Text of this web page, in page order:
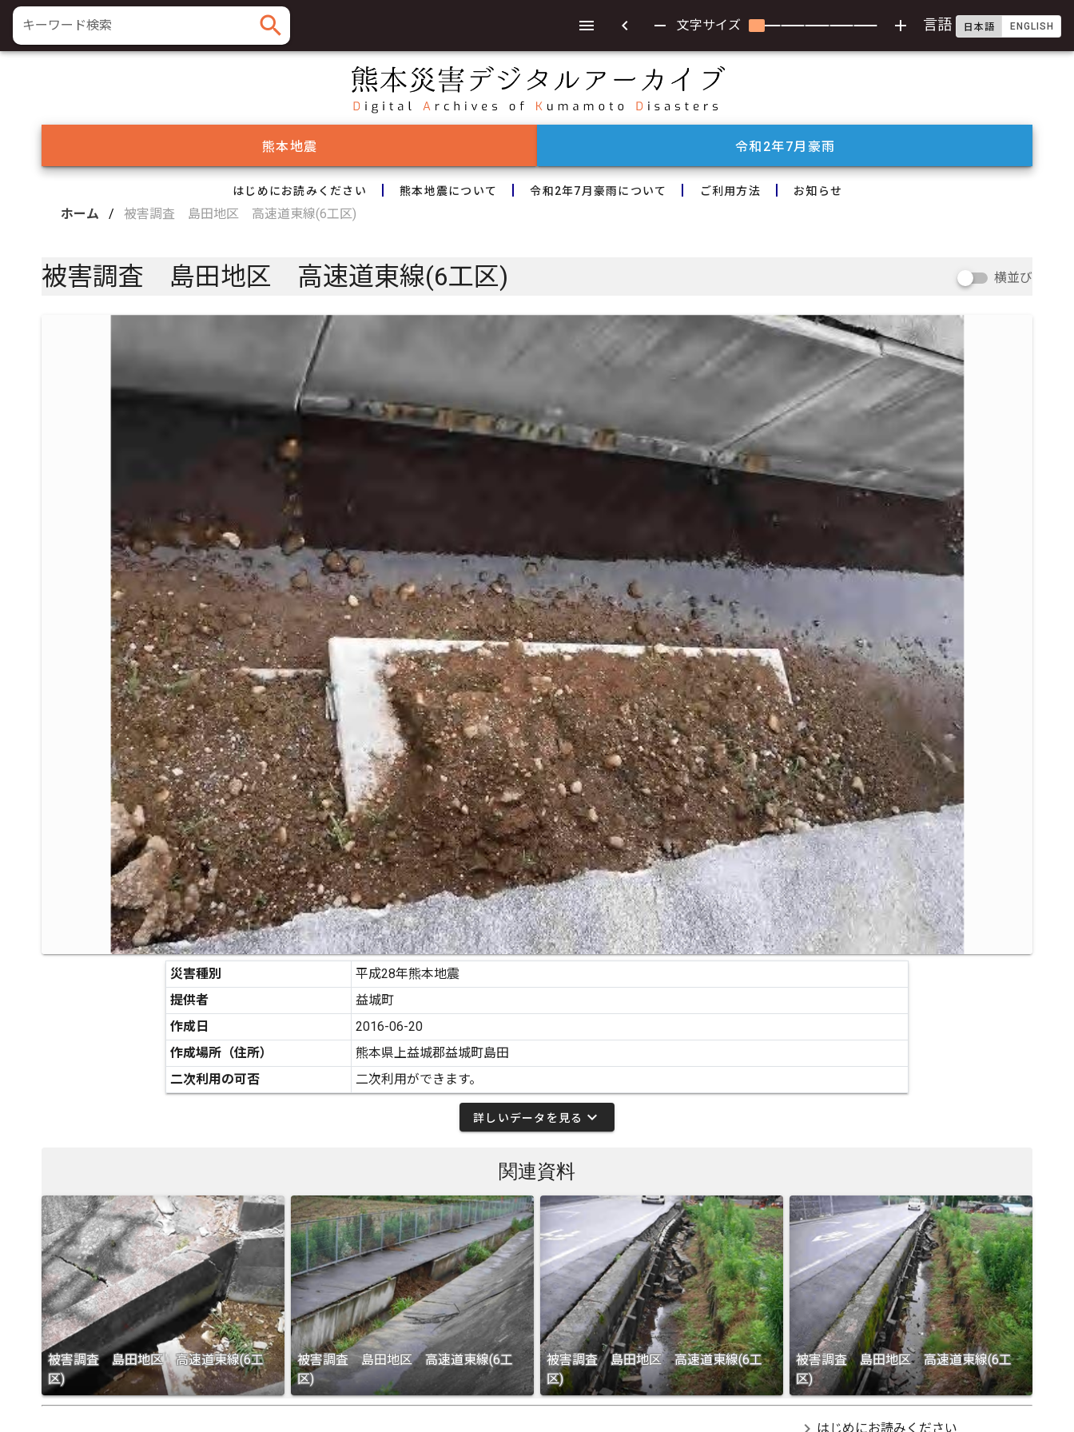
キーワード検索 search chevron_left remove 文字サイズ add 言語 日本語 ENGLISH
熊本地震 令和2年7月豪雨
はじめにお読みください 熊本地震について 令和2年7月豪雨について ご利用方法 お知らせ
ホーム / 被害調査 島田地区 高速道東線(6工区)
被害調査 島田地区 高速道東線(6工区) 横並び
災害種別
平成28年熊本地震
提供者
益城町
作成日
2016-06-20
作成場所（住所）
熊本県上益城郡益城町島田
二次利用の可否
二次利用ができます。
詳しいデータを見る expand_more
関連資料
被害調査 島田地区 高速道東線(6工
区)
被害調査 島田地区 高速道東線(6工
区)
被害調査 島田地区 高速道東線(6工
区)
被害調査 島田地区 高速道東線(6工
区)
はじめにお読みください